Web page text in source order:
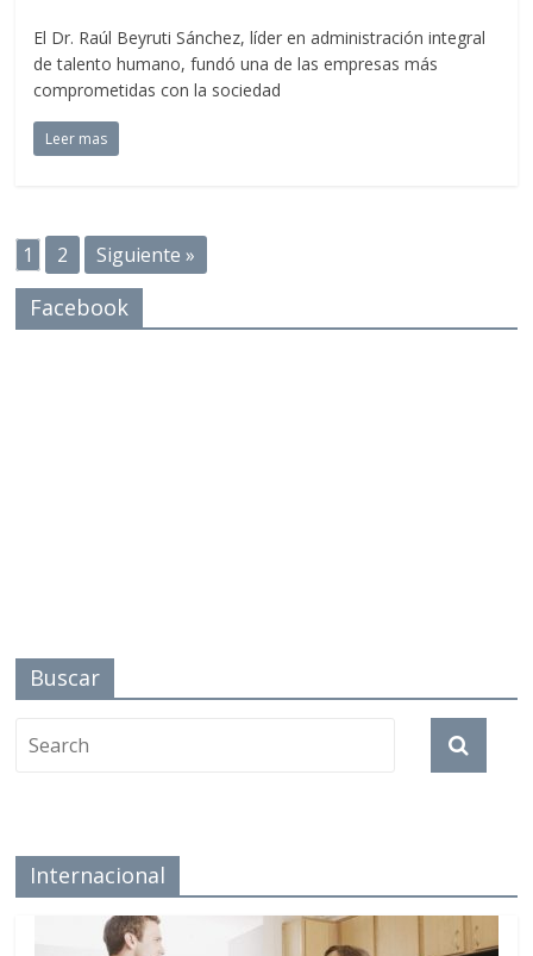
El Dr. Raúl Beyruti Sánchez, líder en administración integral
de talento humano, fundó una de las empresas más
comprometidas con la sociedad
Leer mas
1 2 Siguiente »
Facebook
Buscar
Internacional